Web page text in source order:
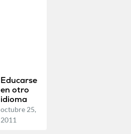
Educarse
en otro
idioma
octubre 25,
2011